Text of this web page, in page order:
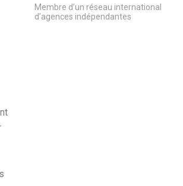
Membre d’un réseau international
d’agences indépendantes